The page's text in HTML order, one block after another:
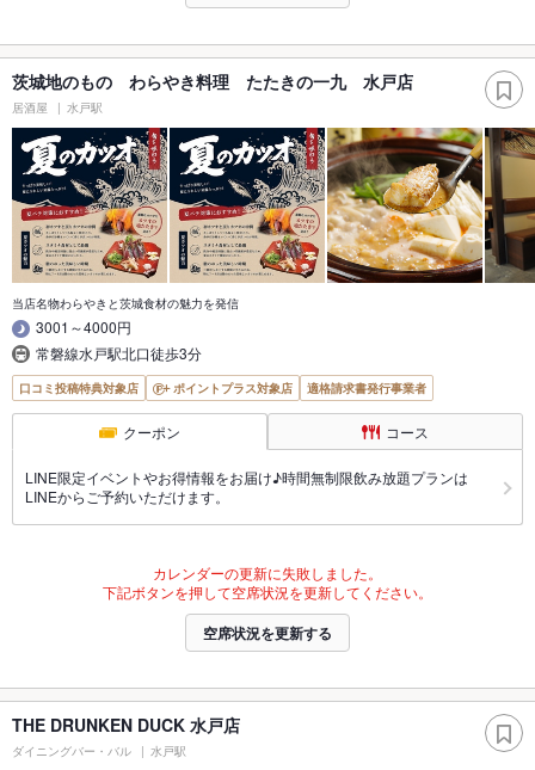
茨城地のもの わらやき料理 たたきの一九 水戸店
居酒屋 水戸駅
当店名物わらやきと茨城食材の魅力を発信
3001～4000円
常磐線水戸駅北口徒歩3分
口コミ投稿特典対象店 ポイントプラス対象店 適格請求書発行事業者
クーポン コース
LINE限定イベントやお得情報をお届け♪時間無制限飲み放題プランは
LINEからご予約いただけます。
カレンダーの更新に失敗しました。
下記ボタンを押して空席状況を更新してください。
空席状況を更新する
THE DRUNKEN DUCK 水戸店
ダイニングバー・バル 水戸駅